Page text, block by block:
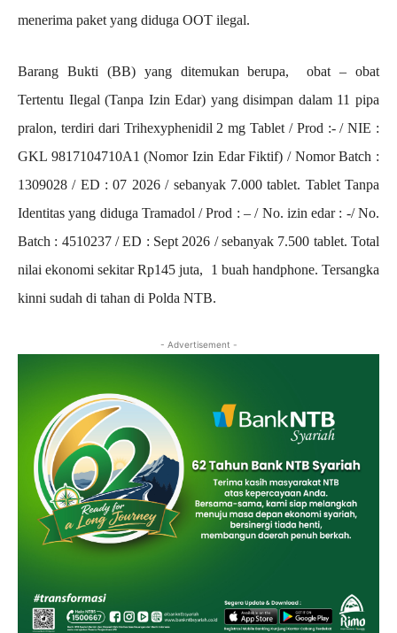
menerima paket yang diduga OOT ilegal.
Barang Bukti (BB) yang ditemukan berupa, obat – obat
Tertentu Ilegal (Tanpa Izin Edar) yang disimpan dalam 11 pipa
pralon, terdiri dari Trihexyphenidil 2 mg Tablet / Prod :- / NIE :
GKL 9817104710A1 (Nomor Izin Edar Fiktif) / Nomor Batch :
1309028 / ED : 07 2026 / sebanyak 7.000 tablet. Tablet Tanpa
Identitas yang diduga Tramadol / Prod : – / No. izin edar : -/ No.
Batch : 4510237 / ED : Sept 2026 / sebanyak 7.500 tablet. Total
nilai ekonomi sekitar Rp145 juta, 1 buah handphone. Tersangka
kinni sudah di tahan di Polda NTB.
- Advertisement -